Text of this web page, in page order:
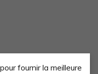
fournir la meilleure